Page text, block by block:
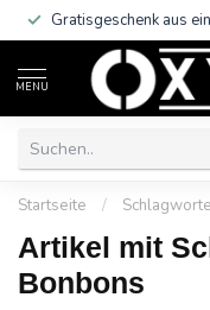
Gratisgeschenk aus
MENU
Startseite / Schlagworte
Artikel mit
Bonbons